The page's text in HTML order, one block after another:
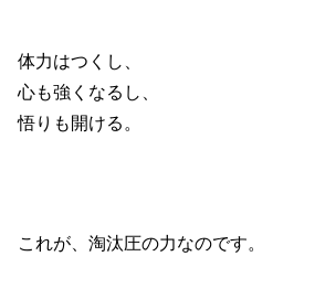
体力はつくし、
心も強くなるし、
悟りも開ける。
これが、淘汰圧の力なのです。